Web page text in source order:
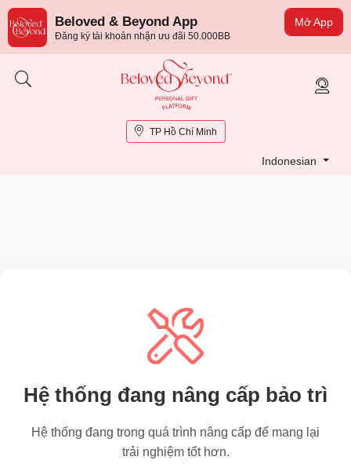
Mở App
Beloved & Beyond App
Đăng ký tài khoản nhận ưu đãi 50.000BB
TP Hồ Chí Minh
Indonesian
Hệ thống đang nâng cấp bảo trì
Hệ thống đang trong quá trình nâng cấp để mang lại
trải nghiệm tốt hơn.